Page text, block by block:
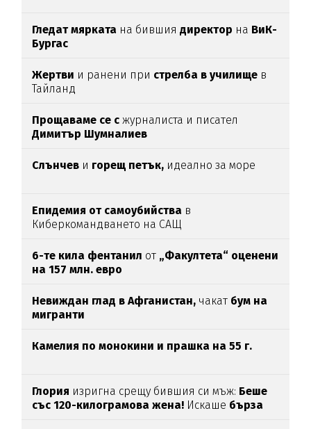
Гледат мярката на бившиядиректор на ВиК-
Бургас
Жертви и ранени при стрелба в училище в
Тайланд
Прощаваме се с журналиста и писател
Димитър Шумналиев
Слънчев и горещ петък, идеално за море
Епидемия от самоубийства в
Киберкомандването на САЩ
6-те кила фентанил от „Факултета“ оценени
на 157 млн. евро
Невиждан глад в Афганистан, чакат бум на
мигранти
Камелия по монокини и прашка на 55 г.
Глория изригна срещу бившия си мъж: Беше
със 120-килограмова жена! Искаше бърза